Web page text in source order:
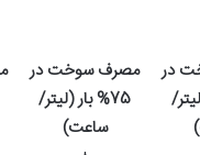
در
مصرف سوخت در
75% بار (لیتر/
ساعت)